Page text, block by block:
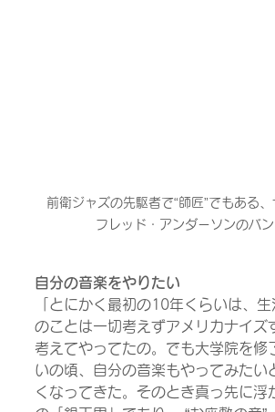
前衛ジャズの先駆者で“師匠”でもある
フレッド・アンダーソンのバ
自分の音楽をやりたい
「とにかく最初の10年くらいは、
のことは一切考えずアメリカナイズ
考えてやってたの。でも大学院を修
いの頃、自分の音楽もやってみたい
くなってきた。そのとき真っ先に浮